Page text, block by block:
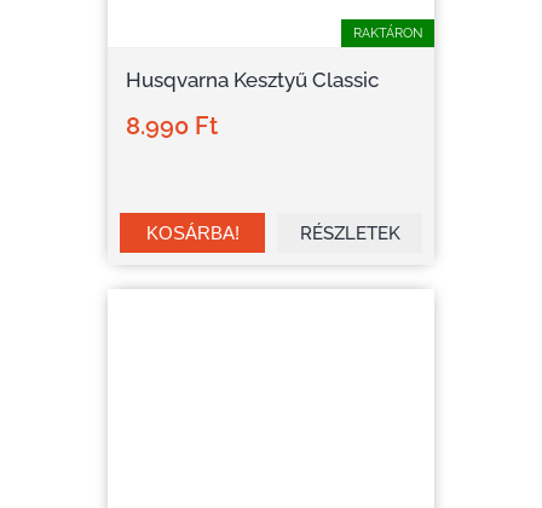
RAKTÁRON
Husqvarna Kesztyű Classic
8.990 Ft
RÉSZLETEK